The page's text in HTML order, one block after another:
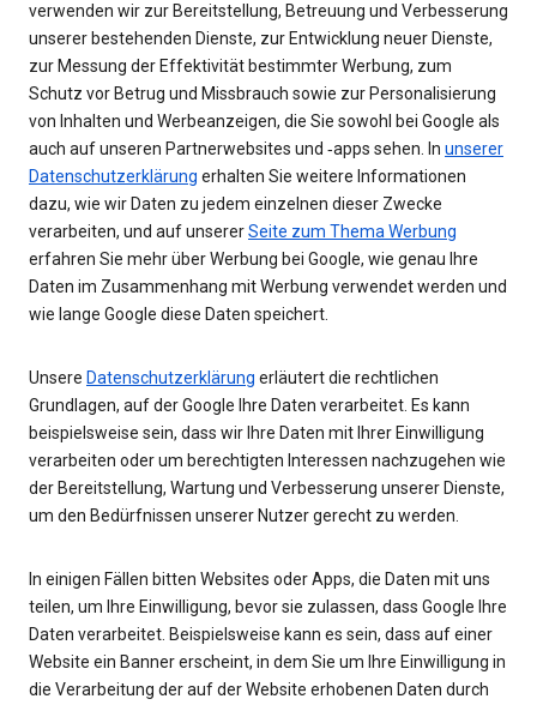
verwenden wir zur Bereitstellung, Betreuung und Verbesserung
unserer bestehenden Dienste, zur Entwicklung neuer Dienste,
zur Messung der Effektivität bestimmter Werbung, zum
Schutz vor Betrug und Missbrauch sowie zur Personalisierung
von Inhalten und Werbeanzeigen, die Sie sowohl bei Google als
auch auf unseren Partnerwebsites und ‑apps sehen. In unserer
Datenschutzerklärung erhalten Sie weitere Informationen
dazu, wie wir Daten zu jedem einzelnen dieser Zwecke
verarbeiten, und auf unsererSeite zum Thema Werbung
erfahren Sie mehr über Werbung bei Google, wie genau Ihre
Daten im Zusammenhang mit Werbung verwendet werden und
wie lange Google diese Daten speichert.
Unsere Datenschutzerklärung erläutert die rechtlichen
Grundlagen, auf der Google Ihre Daten verarbeitet. Es kann
beispielsweise sein, dass wir Ihre Daten mit Ihrer Einwilligung
verarbeiten oder um berechtigten Interessen nachzugehen wie
der Bereitstellung, Wartung und Verbesserung unserer Dienste,
um den Bedürfnissen unserer Nutzer gerecht zu werden.
In einigen Fällen bitten Websites oder Apps, die Daten mit uns
teilen, um Ihre Einwilligung, bevor sie zulassen, dass Google Ihre
Daten verarbeitet. Beispielsweise kann es sein, dass auf einer
Website ein Banner erscheint, in dem Sie um Ihre Einwilligung in
die Verarbeitung der auf der Website erhobenen Daten durch